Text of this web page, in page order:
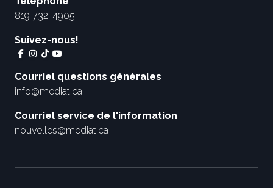
819 732-4905
Suivez-nous!
Courriel questions générales
info@mediat.ca
Courriel service de l'information
nouvelles@mediat.ca